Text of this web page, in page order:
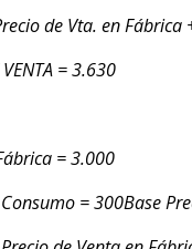
de Vta. en Fábrica
VENTA = 3.630
= 3.000
= 300Base